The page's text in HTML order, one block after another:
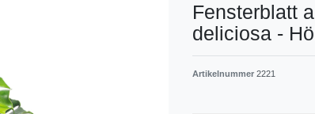
Fensterblatt
deliciosa -
Artikelnummer 2221